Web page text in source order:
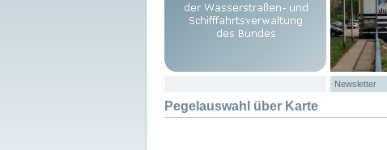
Newsletter
Pegelauswahl über Karte